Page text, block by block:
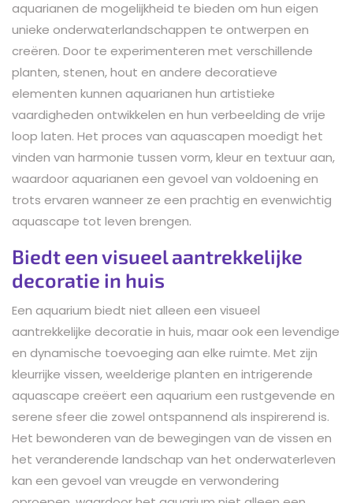
aquarianen de mogelijkheid te bieden om hun eigen
unieke onderwaterlandschappen te ontwerpen en
creëren. Door te experimenteren met verschillende
planten, stenen, hout en andere decoratieve
elementen kunnen aquarianen hun artistieke
vaardigheden ontwikkelen en hun verbeelding de vrije
loop laten. Het proces van aquascapen moedigt het
vinden van harmonie tussen vorm, kleur en textuur aan,
waardoor aquarianen een gevoel van voldoening en
trots ervaren wanneer ze een prachtig en evenwichtig
aquascape tot leven brengen.
Biedt een visueel aantrekkelijke
decoratie in huis
Een aquarium biedt niet alleen een visueel
aantrekkelijke decoratie in huis, maar ook een levendige
en dynamische toevoeging aan elke ruimte. Met zijn
kleurrijke vissen, weelderige planten en intrigerende
aquascape creëert een aquarium een rustgevende en
serene sfeer die zowel ontspannend als inspirerend is.
Het bewonderen van de bewegingen van de vissen en
het veranderende landschap van het onderwaterleven
kan een gevoel van vreugde en verwondering